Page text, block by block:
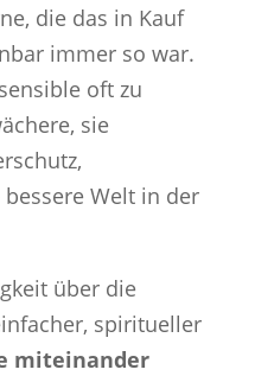
die das in Kauf
immer so war.
oft zu
sie
Welt in der
über die
spiritueller
miteinander